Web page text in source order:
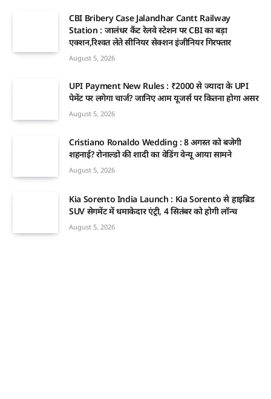
CBI Bribery Case Jalandhar Cantt Railway
Station : जालंधर कैंट रेलवे स्टेशन पर CBI का बड़ा
एक्शन,रिश्वत लेते सीनियर सेक्शन इंजीनियर गिरफ्तार
August 5, 2026
UPI Payment New Rules : ₹2000 से ज्यादा के UPI
पेमेंट पर लगेगा चार्ज? जानिए आम यूजर्स पर कितना होगा असर
August 5, 2026
Cristiano Ronaldo Wedding : 8 अगस्त को बजेगी
शहनाई? रोनाल्डो की शादी का वेडिंग वेन्यू आया सामने
August 5, 2026
Kia Sorento India Launch : Kia Sorento से हाइब्रिड
SUV सेगमेंट में धमाकेदार एंट्री, 4 सितंबर को होगी लॉन्च
August 5, 2026